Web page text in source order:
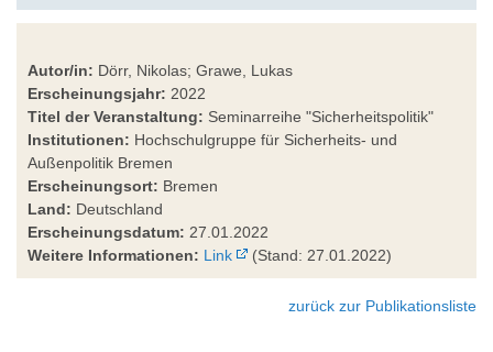
Autor/in: Dörr, Nikolas; Grawe, Lukas
Erscheinungsjahr: 2022
Titel der Veranstaltung: Seminarreihe "Sicherheitspolitik"
Institutionen: Hochschulgruppe für Sicherheits- und
Außenpolitik Bremen
Erscheinungsort: Bremen
Land: Deutschland
Erscheinungsdatum: 27.01.2022
Weitere Informationen: Link (Stand: 27.01.2022)
zurück zur Publikationsliste